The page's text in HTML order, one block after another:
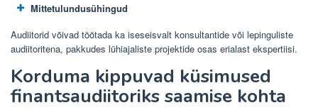
Mittetulundusühingud
Audiitorid võivad töötada ka iseseisvalt konsultantide või lepinguliste
audiitoritena, pakkudes lühiajaliste projektide osas erialast ekspertiisi.
Korduma kippuvad küsimused
finantsaudiitoriks saamise kohta